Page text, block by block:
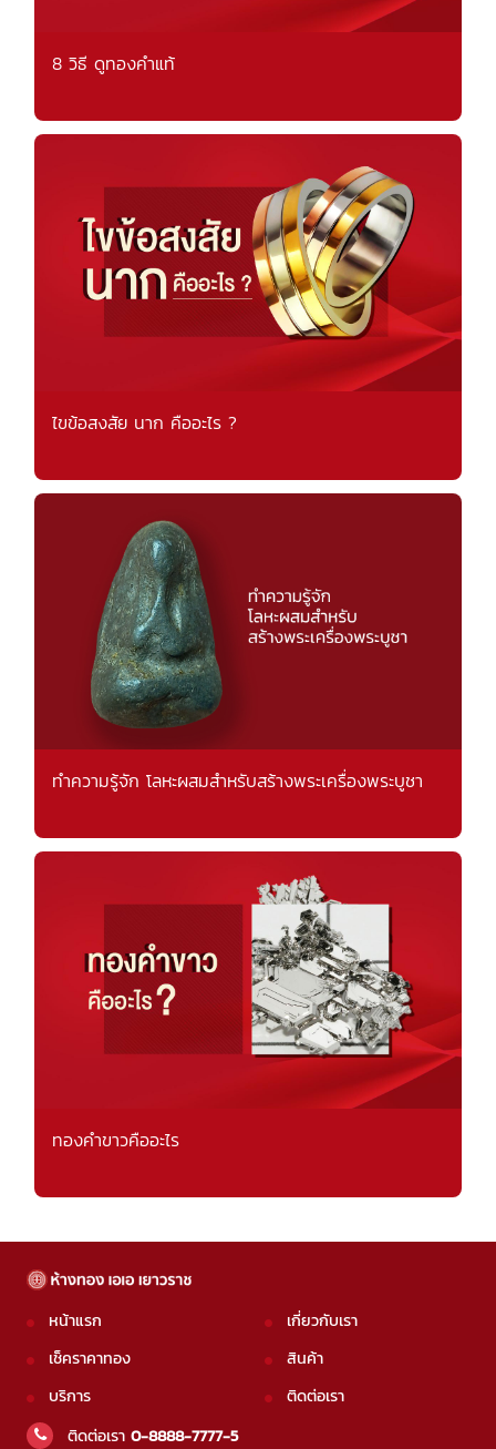
8 วิธี ดูทองคำแท้
ไขข้อสงสัย นาก คืออะไร ?
ทำความรู้จัก โลหะผสมสำหรับสร้างพระเครื่องพระบูชา
ทองคำขาวคืออะไร
หน้าแรก
เช็คราคาทอง
บริการ
เกี่ยวกับเรา
สินค้า
ติดต่อเรา
ติดต่อเรา 0-8888-7777-5